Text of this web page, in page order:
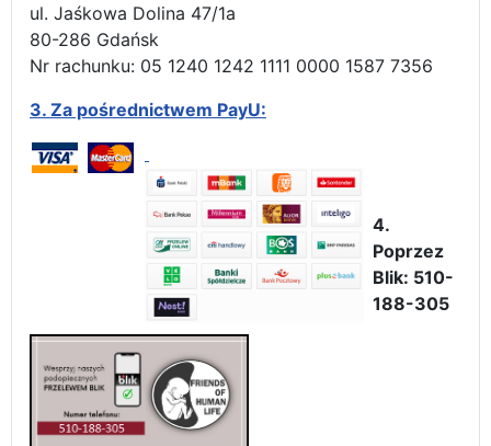
ul. Jaśkowa Dolina 47/1a
80-286 Gdańsk
Nr rachunku: 05 1240 1242 1111 0000 1587 7356
3. Za pośrednictwem PayU:
4.
Poprzez
Blik: 510-
188-305